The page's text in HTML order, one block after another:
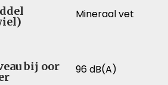
Mineraal vet
bij oor
96 dB(A)